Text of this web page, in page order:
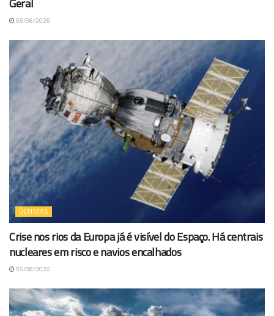
05/08/2026
ÚLTIMAS
Crise nos rios da Europa já é visível do Espaço. Há centrais
nucleares em risco e navios encalhados
05/08/2026